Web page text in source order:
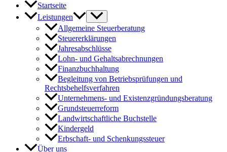
Startseite
Leistungen
Allgemeine Steuerberatung
Steuererklärungen
Jahresabschlüsse
Lohn- und Gehaltsabrechnungen
Finanzbuchhaltung
Begleitung von Betriebsprüfungen und
Rechtsbehelfsverfahren
Unternehmens- und Existenzgründungsberatung
Grundsteuerreform
Landwirtschaftliche Buchstelle
Kindergeld
Erbschaft- und Schenkungssteuer
Über uns